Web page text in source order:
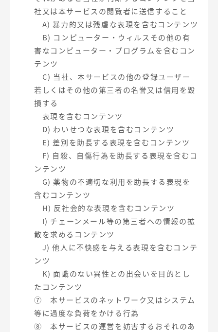
社又は本サービスの閲覧者に送信すること
A) 暴力的又は残虐な表現を含むコンテンツ
B) コンピューター・ウィルスその他の有
害なコンピューター・プログラムを含むコン
テンツ
C) 当社、本サービスの他の登録ユーザー
若しくはその他の第三者の名誉又は信用を毀
損する
表現を含むコンテンツ
D) わいせつな表現を含むコンテンツ
E) 差別を助長する表現を含むコンテンツ
F) 自殺、自傷行為を助長する表現を含むコ
ンテンツ
G) 薬物の不適切な利用を助長する表現を
含むコンテンツ
H) 反社会的な表現を含むコンテンツ
I) チェーンメール等の第三者への情報の拡
散を求めるコンテンツ
J) 他人に不快感を与える表現を含むコンテ
ンツ
K) 面識のない異性との出会いを目的とし
たコンテンツ
⑦ 本サービスのネットワーク又はシステム
等に過度な負荷をかける行為
⑧ 本サービスの運営を妨害するおそれのあ